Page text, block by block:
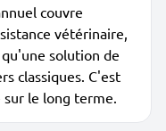
couvre
vétérinaire,
solution de
classiques. C'est
le long terme.